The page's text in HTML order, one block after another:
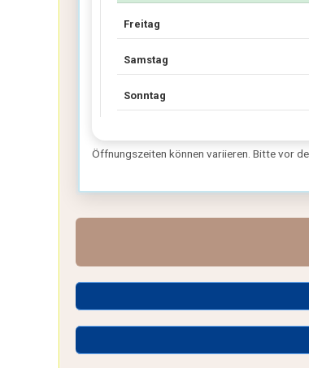
Freitag
Samstag
Sonntag
Öffnungszeiten können variieren. Bitte vor